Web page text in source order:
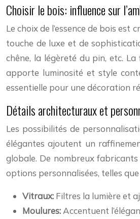
Choisir le bois: influence sur
Le choix de l’essence de bois
touche de luxe et de
chêne, la légèreté du pin, etc.
apporte luminosité et style
essentielle pour une décoration
Détails architecturaux et
Les possibilités de
élégantes ajoutent un
globale. De nombreux
options personnalisées, telles
Vitraux: Filtres la lumière et
Moulures: Accentuent